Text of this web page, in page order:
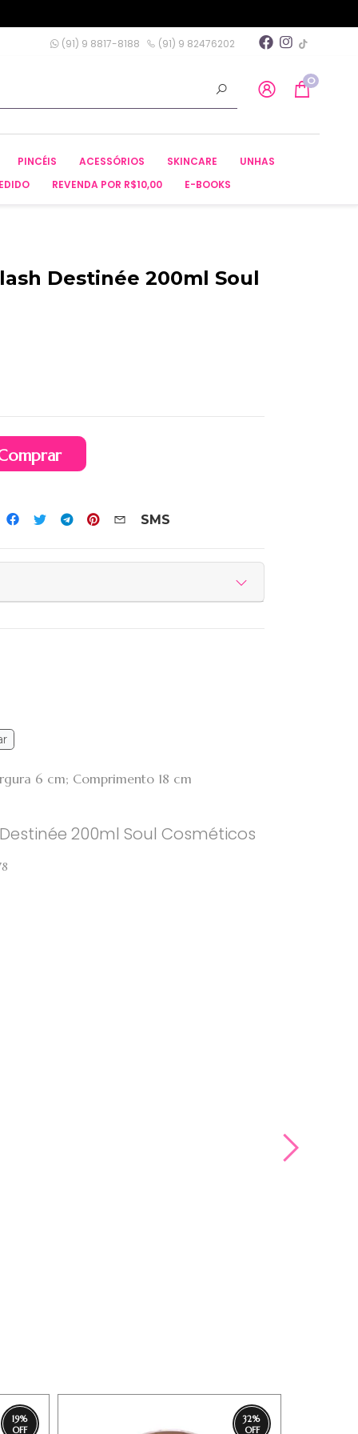
(91) 9 8817-8188 (91) 9 82476202
0
PINCÉIS ACESSÓRIOS SKINCARE
UNHAS
REVENDA POR R$10,00 E-BOOKS
Destinée 200ml Soul
SMS
6 cm; Comprimento 18 cm
200ml Soul Cosméticos
19% 32%